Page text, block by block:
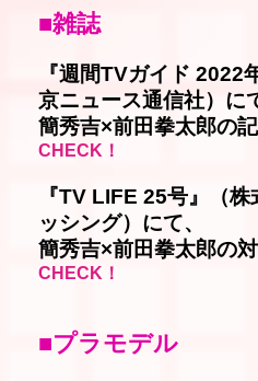
■雑誌
『週間TVガイド 2022
京ニュース通信社）に
簡秀吉×前田拳太郎の記
CHECK！
『TV LIFE 25号』（
ッシング）にて、
簡秀吉×前田拳太郎の対
CHECK！
■プラモデル